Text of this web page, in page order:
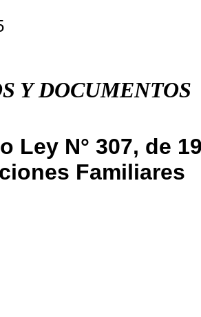
Y DOCUMENTOS
Ley N° 307, de
Familiares